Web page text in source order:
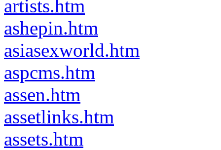
artists.htm
ashepin.htm
asiasexworld.htm
aspcms.htm
assen.htm
assetlinks.htm
assets.htm